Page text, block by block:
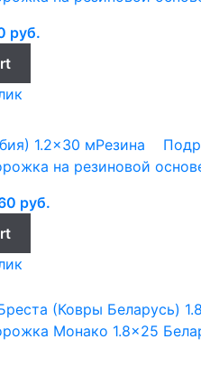
руб.
1.2x30 мРезина
на резиновой
руб.
(Ковры Беларусь)
Монако 1.8×25